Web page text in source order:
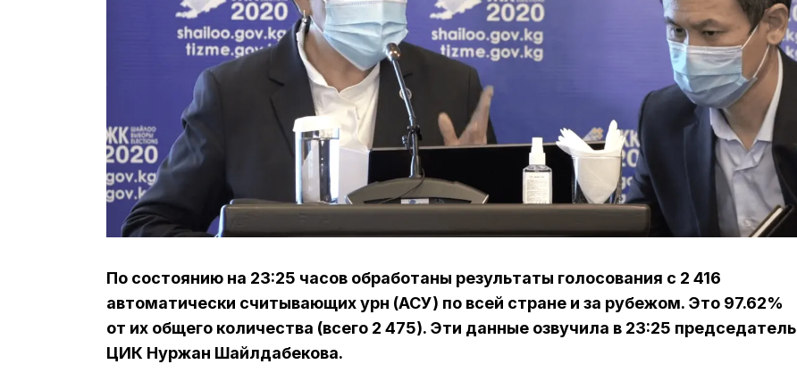
По состоянию на 23:25 часов обработаны результаты голосования с 2 416
автоматически считывающих урн (АСУ) по всей стране и за рубежом. Это 97.62%
от их общего количества (всего 2 475). Эти данные озвучила в 23:25 председатель
ЦИК Нуржан Шайлдабекова.